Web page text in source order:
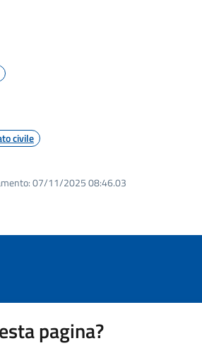
civile
07/11/2025 08:46.03
pagina?